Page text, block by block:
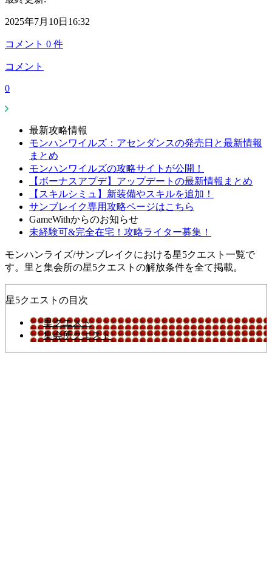
2025年7月10日16:32
コメント 0 件
コメント
0
最新攻略情報
モンハンワイルズ：アセンダンスの発売日と最新情報
まとめ
モンハンワイルズの攻略サイトが公開！
【ボーナスアプデ】アップデートの最新情報まとめ
【スキルシミュ】新装備やスキルを追加！
サンブレイク専用攻略ページはこちら
GameWithからのお知らせ
未経験可&完全在宅！攻略ライター募集！
モンハンライズ/サンブレイクにおける星5クエスト一覧で
す。里と集会所の星5クエストの解放条件を全て掲載。
星5クエストの目次
里クエスト
集会所クエスト